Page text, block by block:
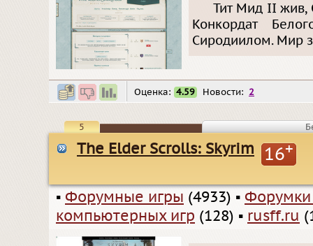
Тит Мид II жив,
Конкордат
Сиродиилом. Мир
Оценка: 4.59 Новости: 2
5
The Elder Scrolls: Skyrim 16+
▪ Форумные игры (4933) ▪
компьютерных игр (128) ▪ rusff.ru